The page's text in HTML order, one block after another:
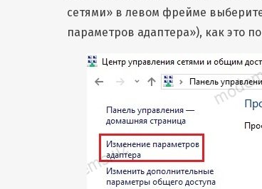
сетями» в левом фрейме
параметров адаптера»), как это